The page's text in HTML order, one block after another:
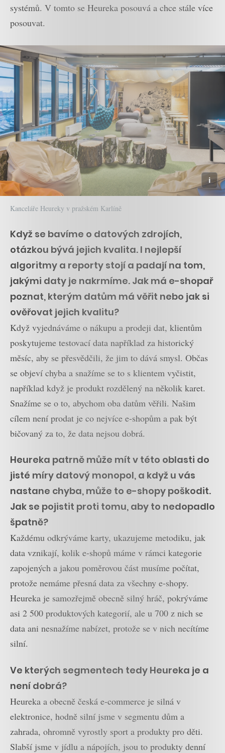
systémů. V tomto se Heureka posouvá a chce stále více
posouvat.
Kanceláře Heureky v pražském Karlíně
Když se bavíme o datových zdrojích,
otázkou bývá jejich kvalita. I nejlepší
algoritmy a reporty stojí a padají na tom,
jakými daty je nakrmíme. Jak má e-shopař
poznat, kterým datům má věřit nebo jak si
ověřovat jejich kvalitu?
Když vyjednáváme o nákupu a prodeji dat, klientům
poskytujeme testovací data například za historický
měsíc, aby se přesvědčili, že jim to dává smysl. Občas
se objeví chyba a snažíme se to s klientem vyčistit,
například když je produkt rozdělený na několik karet.
Snažíme se o to, abychom oba datům věřili. Našim
cílem není prodat je co nejvíce e-shopům a pak být
bičovaný za to, že data nejsou dobrá.
Heureka patrně může mít v této oblasti do
jisté míry datový monopol, a když u vás
nastane chyba, může to e-shopy poškodit.
Jak se pojistit proti tomu, aby to nedopadlo
špatně?
Každému odkrýváme karty, ukazujeme metodiku, jak
data vznikají, kolik e-shopů máme v rámci kategorie
zapojených a jakou poměrovou část musíme počítat,
protože nemáme přesná data za všechny e-shopy.
Heureka je samozřejmě obecně silný hráč, pokrýváme
asi 2 500 produktových kategorií, ale u 700 z nich se
data ani nesnažíme nabízet, protože se v nich necítíme
silní.
Ve kterých segmentech tedy Heureka je a
není dobrá?
Heureka a obecně česká e-commerce je silná v
elektronice, hodně silní jsme v segmentu dům a
zahrada, ohromně vyrostly sport a produkty pro děti.
Slabší jsme v jídlu a nápojích, jsou to produkty denní